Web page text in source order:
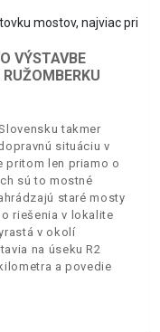
VÝSTAVBE
takmer
situáciu v
pritom len priamo o
sú to mostné
staré mosty
riešenia v lokalite
v okolí
na úseku R2
a povedie